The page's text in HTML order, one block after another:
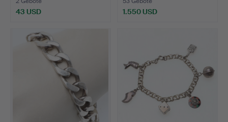
43 USD 1.550 USD